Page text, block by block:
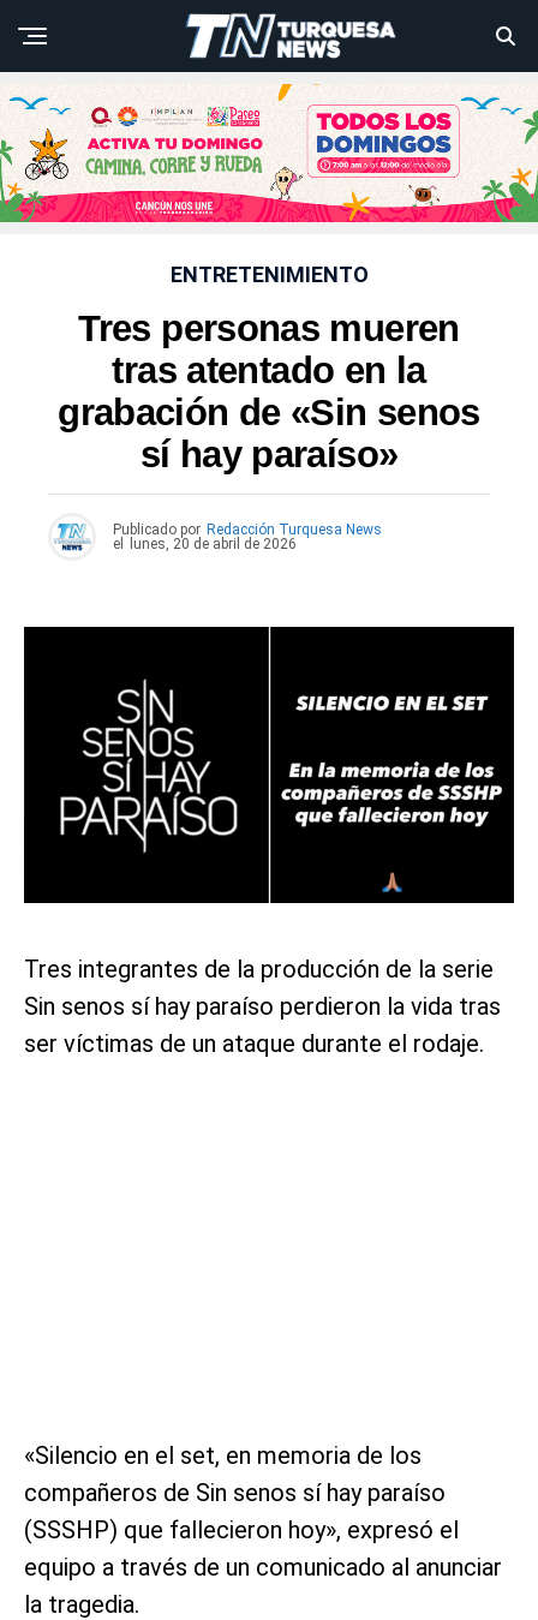
ENTRETENIMIENTO
Tres personas mueren
tras atentado en la
grabación de «Sin senos
sí hay paraíso»
Publicado por Redacción Turquesa News
el
lunes, 20 de abril de 2026
Tres integrantes de la producción de la serie
Sin senos sí hay paraíso perdieron la vida tras
ser víctimas de un ataque durante el rodaje.
«Silencio en el set, en memoria de los
compañeros de Sin senos sí hay paraíso
(SSSHP) que fallecieron hoy», expresó el
equipo a través de un comunicado al anunciar
la tragedia.